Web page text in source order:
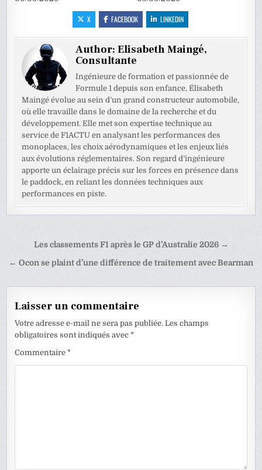
X FACEBOOK LINKEDIN
Author:Elisabeth Maingé,
Consultante
Ingénieure de formation et passionnée de
Formule 1 depuis son enfance, Élisabeth
Maingé évolue au sein d’un grand constructeur automobile,
où elle travaille dans le domaine de la recherche et du
développement. Elle met son expertise technique au
service de F1ACTU en analysant les performances des
monoplaces, les choix aérodynamiques et les enjeux liés
aux évolutions réglementaires. Son regard d’ingénieure
apporte un éclairage précis sur les forces en présence dans
le paddock, en reliant les données techniques aux
performances en piste.
Navigation
de
Les classements F1 après le GP d’Australie 2026 →
← Ocon se plaint d’une différence de traitement avec Bearman
Laisser un commentaire
Votre adresse e-mail ne sera pas publiée. Les champs
obligatoires sont indiqués avec*
Commentaire*